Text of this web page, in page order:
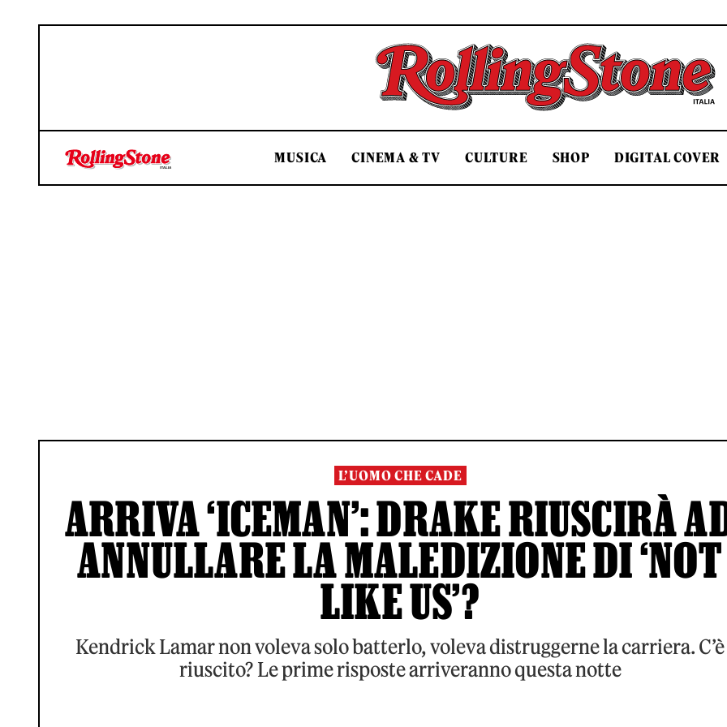
Rolling Stone Italia
MUSICA CINEMA & TV CULTURE SHOP DIGITAL COVER
L’UOMO CHE CADE
ARRIVA ‘ICEMAN’: DRAKE RIUSCIRÀ
ANNULLARE LA MALEDIZIONE DI ‘NOT
LIKE US’?
Kendrick Lamar non voleva solo batterlo, voleva distruggerne la carriera. C’è
riuscito? Le prime risposte arriveranno questa notte